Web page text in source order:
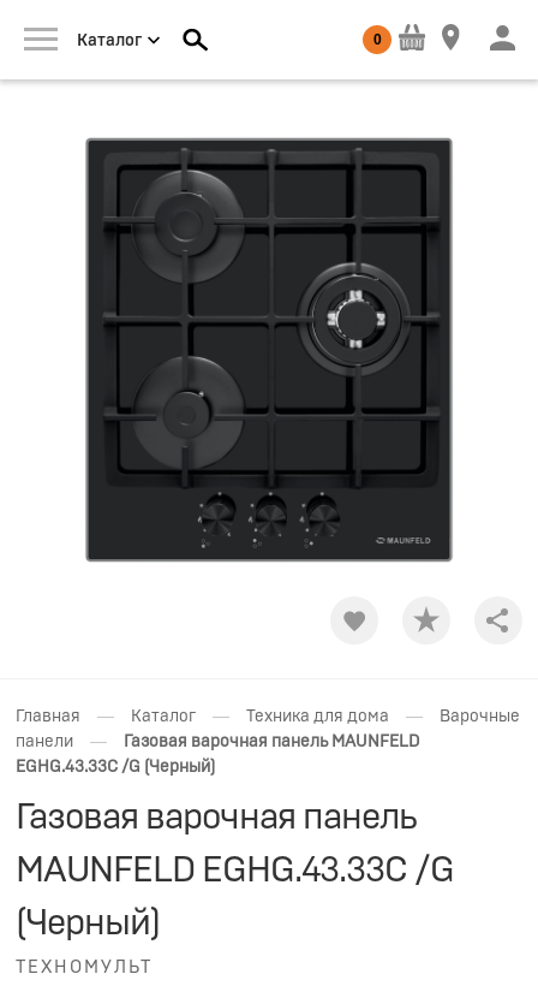
Каталог 0
Главная — Каталог — Техника для дома —
Варочные
панели
—
Газовая варочная панель MAUNFELD
EGHG.43.33C /G (Черный)
Газовая варочная панель
MAUNFELD EGHG.43.33C /G
(Черный)
ТЕХНОМУЛЬТ